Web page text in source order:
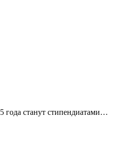
станут стипендиатами…